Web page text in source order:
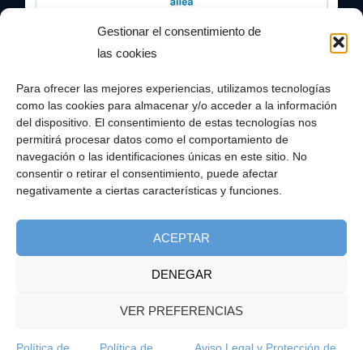
Gestionar el consentimiento de
las cookies
Para ofrecer las mejores experiencias, utilizamos tecnologías
como las cookies para almacenar y/o acceder a la información
del dispositivo. El consentimiento de estas tecnologías nos
permitirá procesar datos como el comportamiento de
navegación o las identificaciones únicas en este sitio. No
consentir o retirar el consentimiento, puede afectar
negativamente a ciertas características y funciones.
ACEPTAR
DENEGAR
VER PREFERENCIAS